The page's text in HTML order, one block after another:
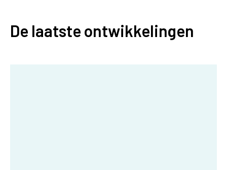
De laatste ontwikkelingen